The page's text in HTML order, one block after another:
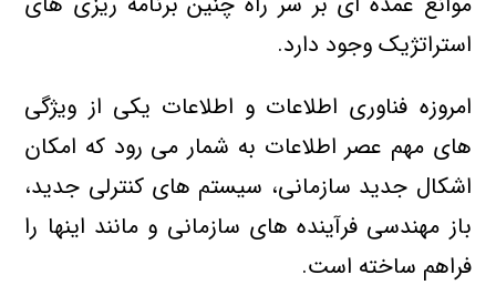
استراتژیک وجود دارد.
امروزه فناوری اطلاعات و اطلاعات یکی از ویژگی
های مهم عصر اطلاعات به شمار می رود که امکان
اشکال جدید سازمانی، سیستم های کنترلی جدید،
باز مهندسی فرآینده های سازمانی و مانند اینها را
فراهم ساخته است.